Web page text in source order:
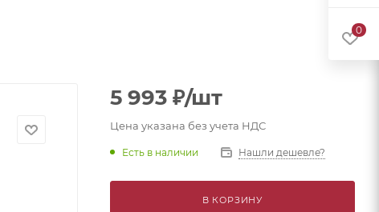
5 993 ₽/шт
Цена указана без учета НДС
Есть в наличии Нашли дешевле?
В КОРЗИНУ
0